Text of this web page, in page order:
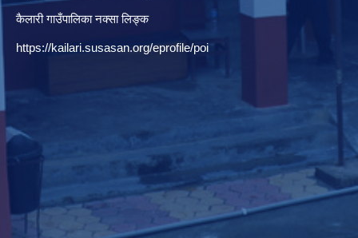
कैलारी गाउँपालिका नक्सा लिङ्क
https://kailari.susasan.org/eprofile/poi